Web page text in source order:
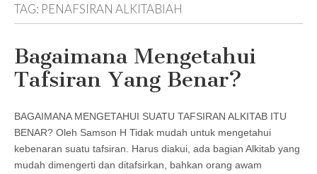
TAG: PENAFSIRAN ALKITABIAH
Bagaimana Mengetahui
Tafsiran Yang Benar?
BAGAIMANA MENGETAHUI SUATU TAFSIRAN ALKITAB ITU
BENAR? Oleh Samson H Tidak mudah untuk mengetahui
kebenaran suatu tafsiran. Harus diakui, ada bagian Alkitab yang
mudah dimengerti dan ditafsirkan, bahkan orang awam